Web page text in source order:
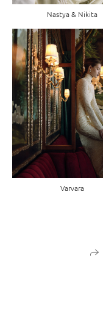
Nastya & Nikita
Varvara